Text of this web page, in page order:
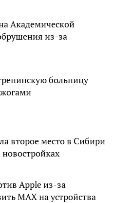
Академической
из-за
больницу
второе место в Сибири
Apple из-за
MAX на устройства